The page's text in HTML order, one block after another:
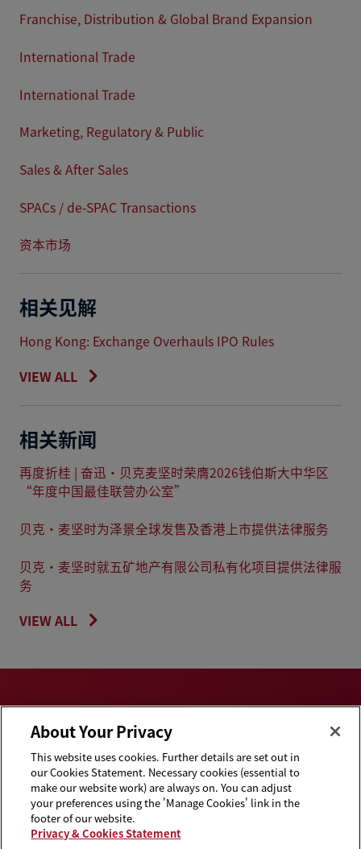
Franchise, Distribution & Global Brand Expansion
International Trade
International Trade
Marketing, Regulatory & Public
Sales & After Sales
SPACs / de-SPAC Transactions
资本市场
相关见解
Hong Kong: Exchange Overhauls IPO Rules
VIEW ALL
相关新闻
再度折桂 | 奋迅·贝克麦坚时荣膺2026钱伯斯大中华区
“年度中国最佳联营办公室”
贝克·麦坚时为泽景全球发售及香港上市提供法律服务
贝克·麦坚时就五矿地产有限公司私有化项目提供法律服
务
VIEW ALL
Disclaimers
Privacy & Cookies
Statement
Cookie Preferences
Handbooks
Supplier Code of
About Your Privacy
This website uses cookies. Further details are set out in
our Cookies Statement. Necessary cookies (essential to
make our website work) are always on. You can adjust
your preferences using the 'Manage Cookies' link in the
footer of our website.
Privacy & Cookies Statement